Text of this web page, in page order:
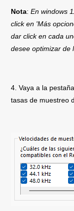
Nota:En windows
click en 'Más
dar click en cada
desee optimizar de
4. Vaya a la
tasas de muestreo